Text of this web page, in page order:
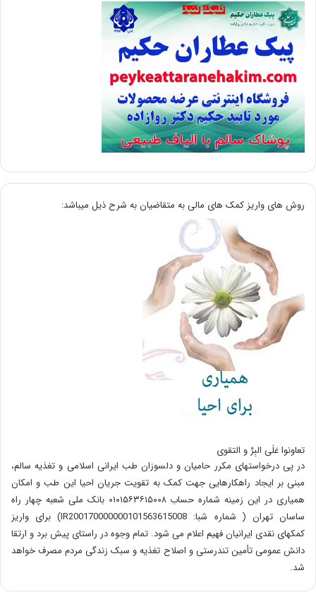
روش های واریز کمک های مالی به متقاضیان به شرح ذیل میباشد:
تعاونوا عَلَی البِرِّ و التقوی
در پی درخواستهای مکرر حامیان و دلسوزان طب ایرانی اسلامی و تغذیه سالم،
مبنی بر ایجاد راهکارهایی جهت کمک به تقویت جریان احیا این طب و امکان
همیاری در این زمینه شماره حساب ۰۱۰۱۵۶۳۶۱۵۰۰۸ بانک ملی شعبه چهار راه
ساسان تهران ( شماره شبا: IR200170000000101563615008) برای واریز
کمکهای نقدی ایرانیان فهیم اعلام می شود. تمام وجوه در راستای پیش برد و ارتقا
دانش عمومی تأمین تندرستی و اصلاح تغذیه و سبک زندگی مردم مصرف خواهد
شد.